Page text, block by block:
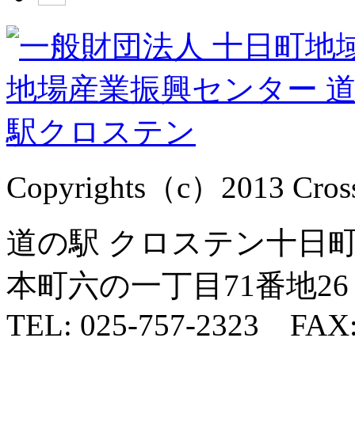
Copyrights（c）2013
道の駅 クロステン十日
本町六の一丁目71番地26
TEL: 025-757-2323